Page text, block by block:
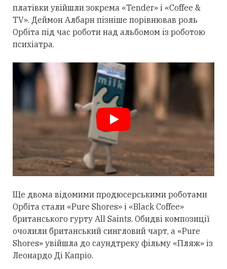
платівки увійшли зокрема «Tender» і «Coffee &
TV». Деймон Албарн пізніше порівнював роль
Орбіта під час роботи над альбомом із роботою
психіатра.
Ще двома відомими продюсерськими роботами
Орбіта стали «Pure Shores» і «Black Coffee»
британського гурту All Saints. Обидві композиції
очолили британський сингловий чарт, а «Pure
Shores» увійшла до саундтреку фільму «Пляж» із
Леонардо Ді Капріо.